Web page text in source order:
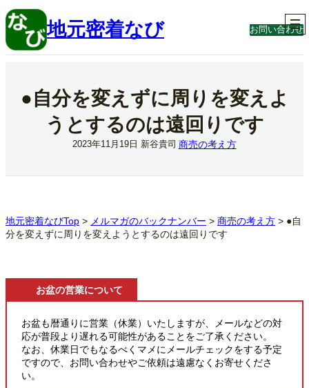
内
容
ス
地元密着なび お問い合わせ
●自分を変えずに周りを変えよ
うとするのは遠回りです
2023年11月19日 新谷貴司 商売の考え方
地元密着なびTop > メルマガのバックナンバー > 商売の考え方 > ●自
分を変えずに周りを変えようとするのは遠回りです
お盆の営業について
お盆も暦通りに営業（休業）いたしますが、メールなどの対
応が普段より遅れる可能性があることをご了承ください。
なお、休業日でもなるべくマメにメールチェックをする予定
ですので、お問い合わせやご依頼は遠慮なくお寄せくださ
い。